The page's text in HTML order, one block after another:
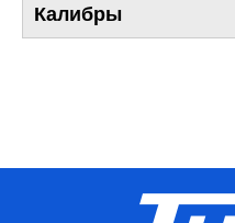
Калибры